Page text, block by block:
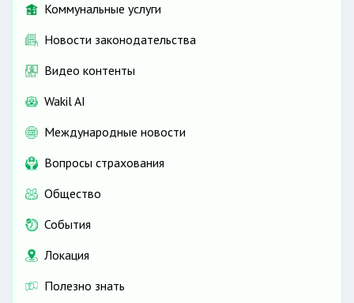
Коммунальные услуги
Новости законодательства
Видео контенты
Wakil AI
Международные новости
Вопросы страхования
Общество
События
Локация
Полезно знать